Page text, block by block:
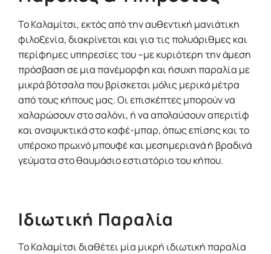
Το Καλαμίτσι, εκτός από την αυθεντική μανιάτικη
φιλοξενία, διακρίνεται και για τις πολυάριθμες και
περίφημες υπηρεσίες του –με κυριότερη την άμεση
πρόσβαση σε μια πανέμορφη και ήσυχη παραλία με
μικρά βότσαλα που βρίσκεται μόλις μερικά μέτρα
από τους κήπους μας. Οι επισκέπτες μπορούν να
χαλαρώσουν στο σαλόνι, ή να απολαύσουν απεριτίφ
και αναψυκτικά στο καφέ-μπαρ, όπως επίσης και το
υπέροχο πρωινό μπουφέ και μεσημεριανά ή βραδινά
γεύματα στο θαυμάσιο εστιατόριο του κήπου.
Ιδιωτική Παραλία
Το Καλαμίτσι διαθέτει μία μικρή ιδιωτική παραλία